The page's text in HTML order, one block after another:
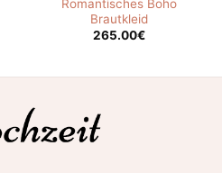
Romantisches Boho
Brautkleid
265.00€